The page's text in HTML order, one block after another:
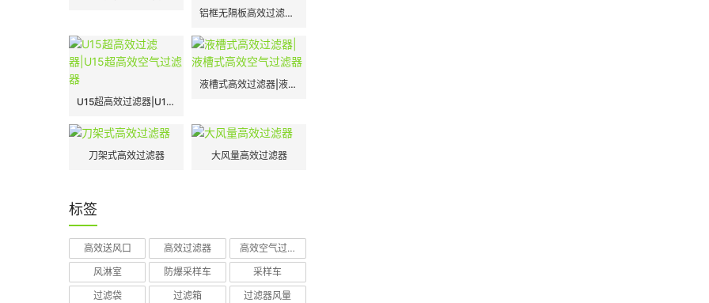
铝框无隔板高效过滤器|H13|H14
U15超高效过滤器|U15超高效空气过滤器
液槽式高效过滤器|液槽式高效空气过滤器
刀架式高效过滤器 大风量高效过滤器
标签
高效送风口 高效过滤器 高效空气过滤器
风淋室 防爆采样车 采样车
过滤袋 过滤箱 过滤器风量